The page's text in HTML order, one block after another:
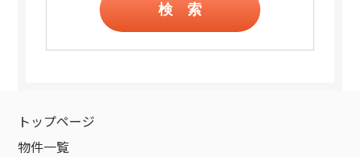
検 索
トップページ
物件一覧